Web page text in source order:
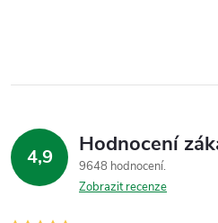
4,9 Hodnocení
9648 hodnocení
Zobrazit recenze